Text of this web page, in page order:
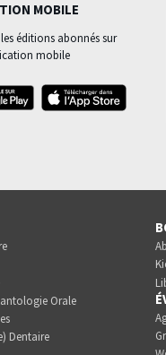
MOBILE
éditions abonnés sur
mobile
Orale
Dentaire